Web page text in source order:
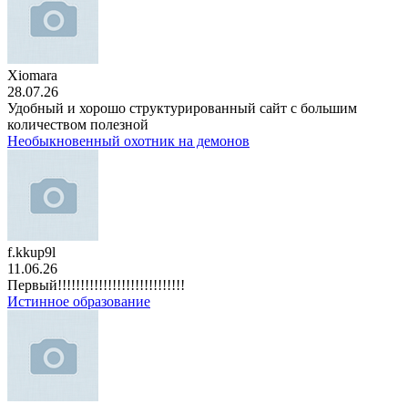
Xiomara
28.07.26
Удобный и хорошо структурированный сайт с большим
количеством полезной
Необыкновенный охотник на демонов
f.kkup9l
11.06.26
Первый!!!!!!!!!!!!!!!!!!!!!!!!!!!!
Истинное образование